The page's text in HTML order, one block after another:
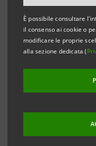
È possibile consultare
il consenso ai cookie o
modificare le proprie
alla sezione dedicata (
• Il progetto vuole
nelle scuole del
dipendenze dei
• L’iniziativa è